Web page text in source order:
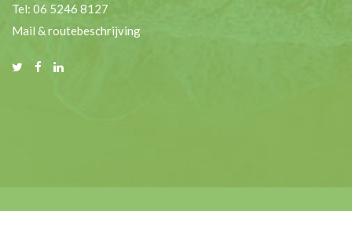
Tel: 06 5246 8127
Mail & routebeschrijving